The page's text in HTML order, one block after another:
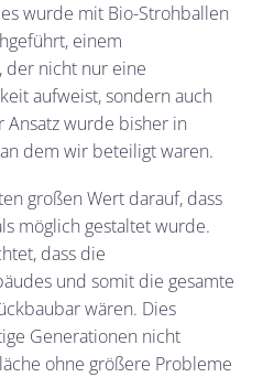
wurde mit Bio-Strohballen
einem
der nicht nur eine
aufweist, sondern auch
Ansatz wurde bisher in
dem wir beteiligt waren.
großen Wert darauf, dass
möglich gestaltet wurde.
dass die
und somit die gesamte
wären. Dies
Generationen nicht
ohne größere Probleme